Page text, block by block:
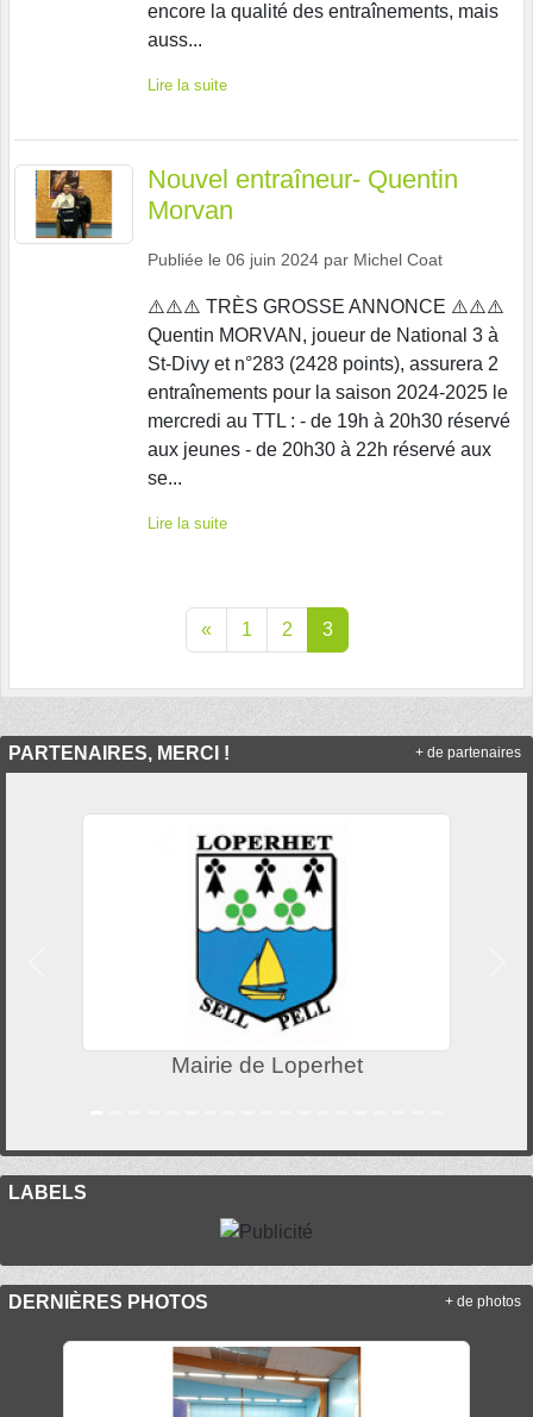
encore la qualité des entraînements, mais
auss...
Lire la suite
Nouvel entraîneur- Quentin
Morvan
Publiée le 06 juin 2024 par Michel Coat
⚠️⚠️⚠️ TRÈS GROSSE ANNONCE ⚠️⚠️⚠️
Quentin MORVAN, joueur de National 3 à
St-Divy et n°283 (2428 points), assurera 2
entraînements pour la saison 2024-2025 le
mercredi au TTL : - de 19h à 20h30 réservé
aux jeunes - de 20h30 à 22h réservé aux
se...
Lire la suite
« 1 2 3
PARTENAIRES, MERCI !
Mairie de Loperhet
+ de partenaires
LABELS
DERNIÈRES PHOTOS + de photos